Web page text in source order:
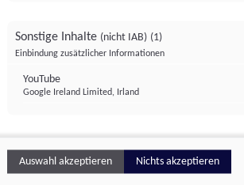
Sonstige Inhalte (nicht IAB) (1)
Einbindung zusätzlicher Informationen
YouTube
Google Ireland Limited, Irland
Auswahl akzeptieren Nichts akzeptieren